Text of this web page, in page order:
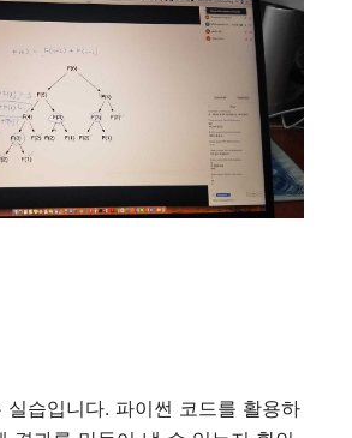
실습입니다. 파이썬 코드를 활용하